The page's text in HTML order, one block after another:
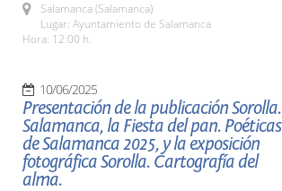
Salamanca (Salamanca)
Lugar: Ayuntamiento de Salamanca
Hora: 12:00 h.
10/06/2025
Presentación de la publicación Sorolla.
Salamanca, la Fiesta del pan. Poéticas
de Salamanca 2025, y la exposición
fotográfica Sorolla. Cartografía del
alma.